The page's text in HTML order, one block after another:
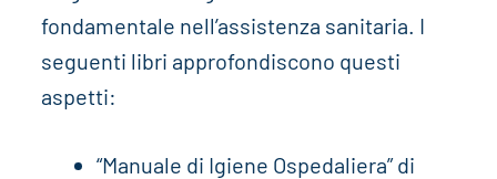
fondamentale nell’assistenza sanitaria. I
seguenti libri approfondiscono questi
aspetti:
“Manuale di Igiene Ospedaliera” di